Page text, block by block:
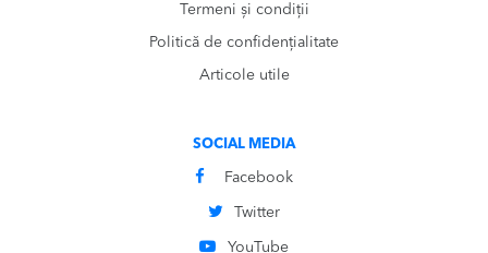
Termeni și condiții
Politică de confidențialitate
Articole utile
SOCIAL MEDIA
Facebook
Twitter
YouTube